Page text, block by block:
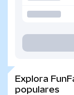
Explora
populares